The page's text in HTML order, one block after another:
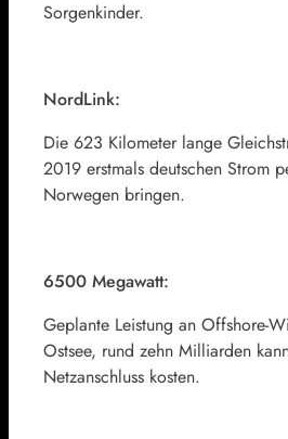
Sorgenkinder.
NordLink:
Die 623 Kilometer lange
2019 erstmals deutschen Strom
Norwegen bringen.
6500 Megawatt:
Geplante Leistung an Offshore-
Ostsee, rund zehn Milliarden
Netzanschluss kosten.